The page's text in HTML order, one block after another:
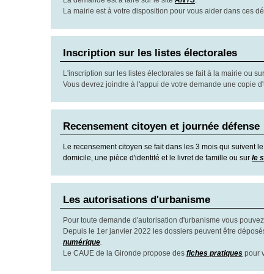
La mairie est à votre disposition pour vous aider dans ces
Inscription sur les listes électorales
L'inscription sur les listes électorales se fait à la mairie ou sur
Vous devrez joindre à l'appui de votre demande une copie
Recensement citoyen et journée défense
Le recensement citoyen se fait dans les 3 mois qui suivent
domicile, une pièce d'identité et le livret de famille ou sur le
Les autorisations d'urbanisme
Pour toute demande d'autorisation d'urbanisme vous
Depuis le 1er janvier 2022 les dossiers peuvent être
numérique.
Le CAUE de la Gironde propose des fiches pratiques pour